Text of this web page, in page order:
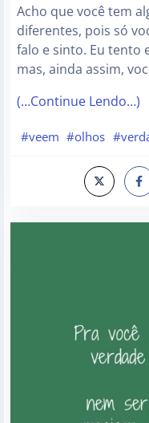
Acho que você tem
diferentes, pois só
falo e sinto. Eu tento
mas, ainda assim,
(…Continue Lendo…)
#veem #olhos